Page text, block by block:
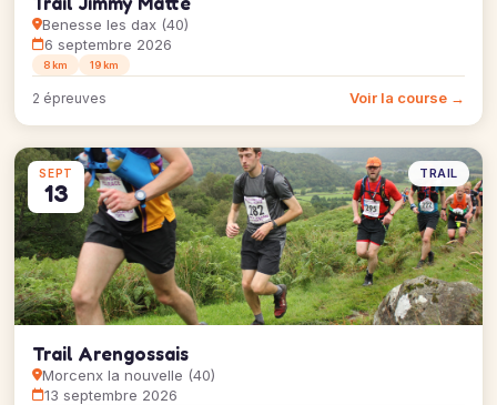
Benesse les dax (40)
6 septembre 2026
8 km 19 km
2 épreuves Voir la course →
SEPT
13
TRAIL
Trail Arengossais
Morcenx la nouvelle (40)
13 septembre 2026